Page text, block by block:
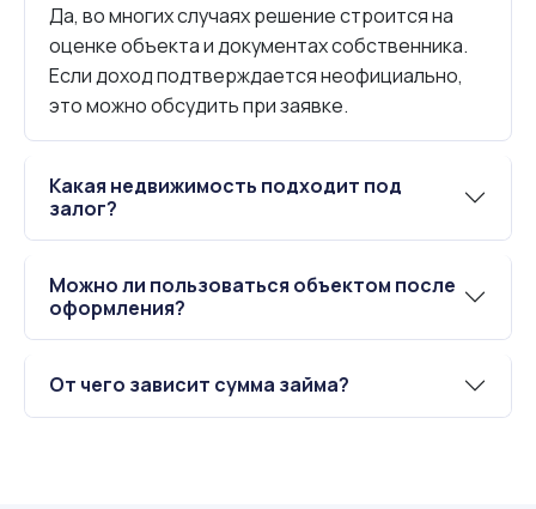
Да, во многих случаях решение строится на
оценке объекта и документах собственника.
Если доход подтверждается неофициально,
это можно обсудить при заявке.
Какая недвижимость подходит под
залог?
Можно ли пользоваться объектом после
оформления?
От чего зависит сумма займа?